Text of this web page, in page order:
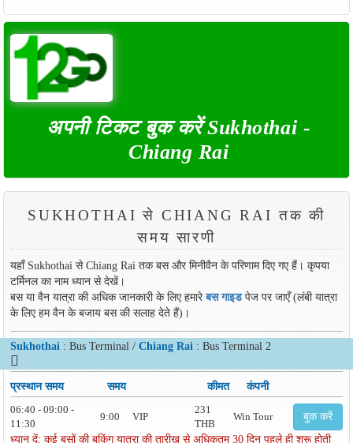
अपनी टिकट बुक करें Sukhothai -
Chiang Rai
SUKHOTHAI से CHIANG RAI तक की
समय सारणी
यहाँ Sukhothai से Chiang Rai तक बस और मिनीवैन के परिणाम दिए गए हैं। कृपया
टर्मिनल का नाम ध्यान से देखें।
बस या वैन यात्रा की अधिक जानकारी के लिए हमारेबस गाइडपेज पर जाएँ (लंबी यात्रा
के लिए हम वैन के बजाय बस की सलाह देते हैं)।
Sukhothai : Bus Terminal / Chiang Rai : Bus Terminal 2
प्रस्थान समय समय कीमत कंपनी
06:40 - 09:00 -
11:30
9:00 VIP
231
THB
Win Tour बुक करें
ध्यान दें: कई बसों की बुकिंग यात्रा की तारीख से अधिकतम 30 दिन पहले ही शुरू होती